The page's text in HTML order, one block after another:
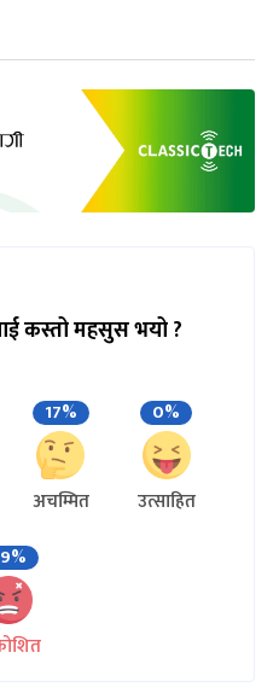
कस्तो महसुस भयो ?
17%
अचम्मित
0%
उत्साहित